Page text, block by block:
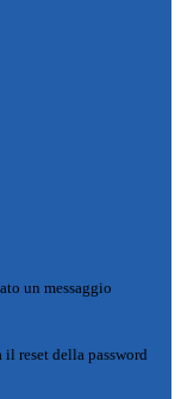
un messaggio
reset della password